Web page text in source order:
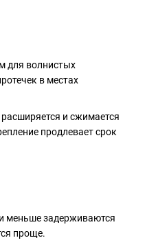
для волнистых
в местах
и сжимается
продлевает срок
меньше задерживаются
проще.